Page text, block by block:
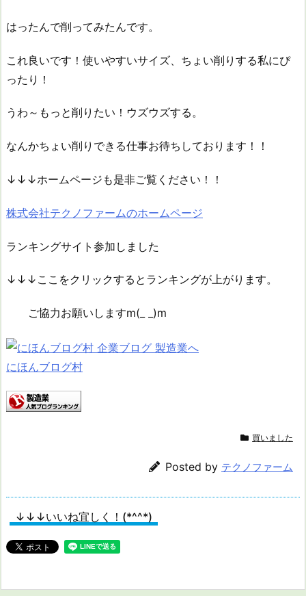
はったんで削ってみたんです。
これ良いです！使いやすいサイズ、ちょい削りする私にぴ
ったり！
うわ～もっと削りたい！ウズウズする。
なんかちょい削りできる仕事お待ちしております！！
↓↓↓ホームページも是非ご覧ください！！
株式会社テクノファームのホームページ
ランキングサイト参加しました
↓↓↓ここをクリックするとランキングが上がります。
ご協力お願いしますm(_ _)m
にほんブログ村
買いました
Posted by テクノファーム
↓↓↓いいね宜しく！(*^^*)